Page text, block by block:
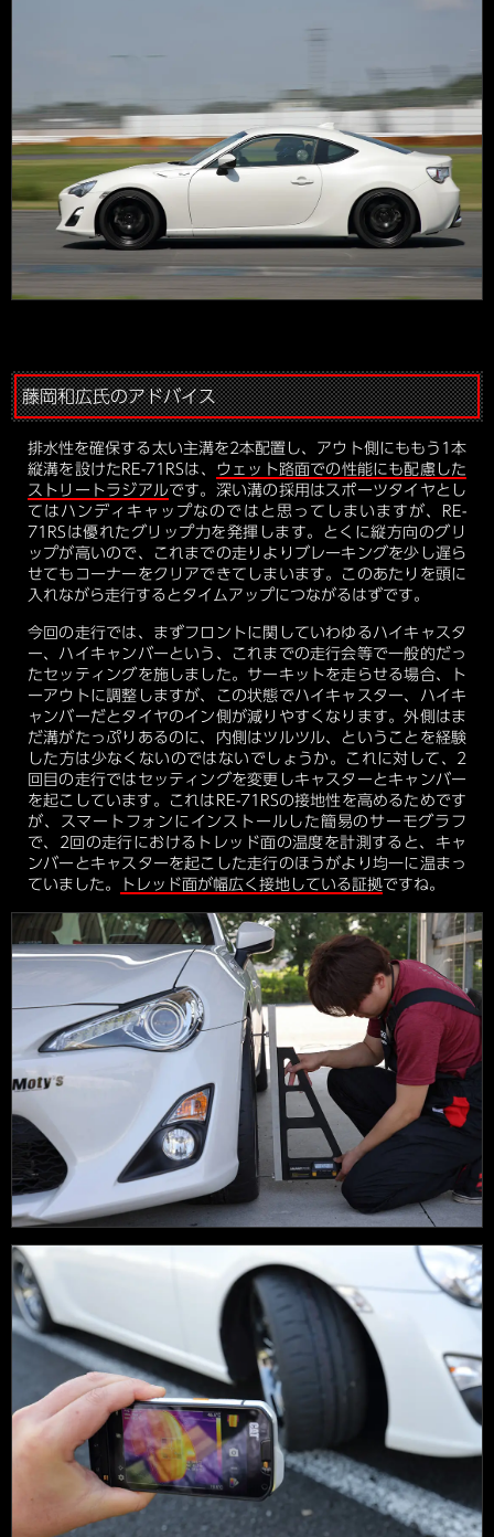
藤岡和広氏のアドバイス
排水性を確保する太い主溝を2本配置し、アウト側にももう1本
縦溝を設けたRE-71RSは、 ウェット路面での性能にも配慮した
ストリートラジアルです。深い溝の採用はスポーツタイヤとし
てはハンディキャップなのではと思ってしまいますが、RE-
71RSは優れたグリップ力を発揮します。とくに縦方向のグリ
ップが高いので、これまでの走りよりブレーキングを少し遅ら
せてもコーナーをクリアできてしまいます。このあたりを頭に
入れながら走行するとタイムアップにつながるはずです。
今回の走行では、まずフロントに関していわゆるハイキャスタ
ー、ハイキャンバーという、これまでの走行会等で一般的だっ
たセッティングを施しました。サーキットを走らせる場合、ト
ーアウトに調整しますが、この状態でハイキャスター、ハイキ
ャンバーだとタイヤのイン側が減りやすくなります。外側はま
だ溝がたっぷりあるのに、内側はツルツル、ということを経験
した方は少なくないのではないでしょうか。これに対して、2
回目の走行ではセッティングを変更しキャスターとキャンバー
を起こしています。これはRE-71RSの接地性を高めるためです
が、スマートフォンにインストールした簡易のサーモグラフ
で、2回の走行におけるトレッド面の温度を計測すると、キャ
ンバーとキャスターを起こした走行のほうがより均一に温まっ
ていました。
トレッド面が幅広く接地している証拠ですね。